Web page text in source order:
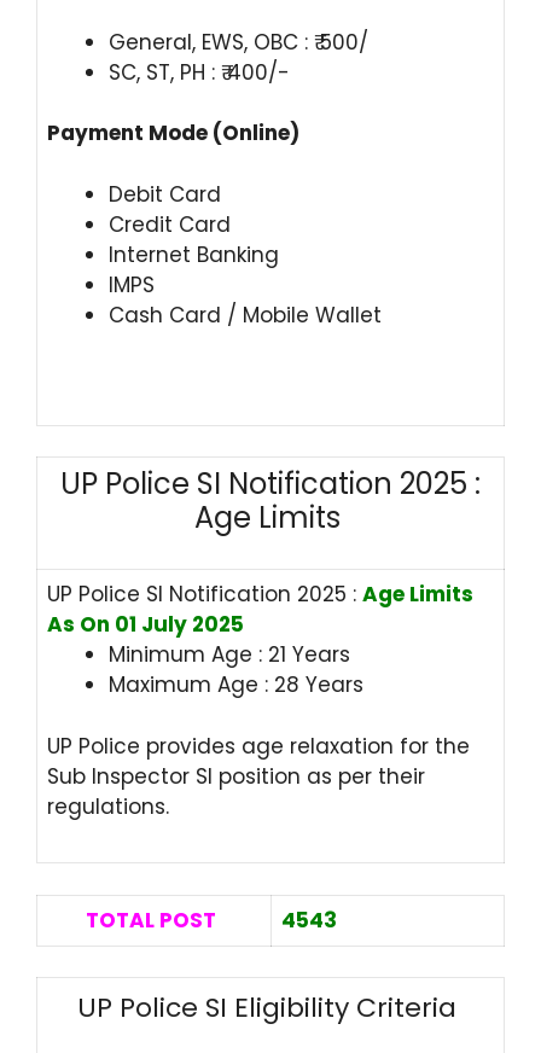
General, EWS, OBC : ₹ 500/
SC, ST, PH : ₹ 400/-
Payment Mode (Online)
Debit Card
Credit Card
Internet Banking
IMPS
Cash Card / Mobile Wallet
UP Police SI Notification 2025 :
Age Limits
UP Police SI Notification 2025 : Age Limits
As On 01 July 2025
Minimum Age : 21 Years
Maximum Age : 28 Years
UP Police provides age relaxation for the
Sub Inspector SI position as per their
regulations.
TOTAL POST 4543
UP Police SI Eligibility Criteria